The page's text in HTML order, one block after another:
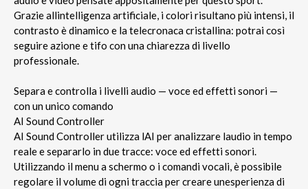
Grazie allintelligenza artificiale, i colori risultano più intensi, il
contrasto è dinamico e la telecronaca cristallina: potrai così
seguire azione e tifo con una chiarezza di livello
professionale.
Separa e controlla i livelli audio — voce ed effetti sonori —
con un unico comando
AI Sound Controller
AI Sound Controller utilizza lAI per analizzare laudio in tempo
reale e separarlo in due tracce: voce ed effetti sonori.
Utilizzando il menu a schermo o i comandi vocali, è possibile
regolare il volume di ogni traccia per creare unesperienza di